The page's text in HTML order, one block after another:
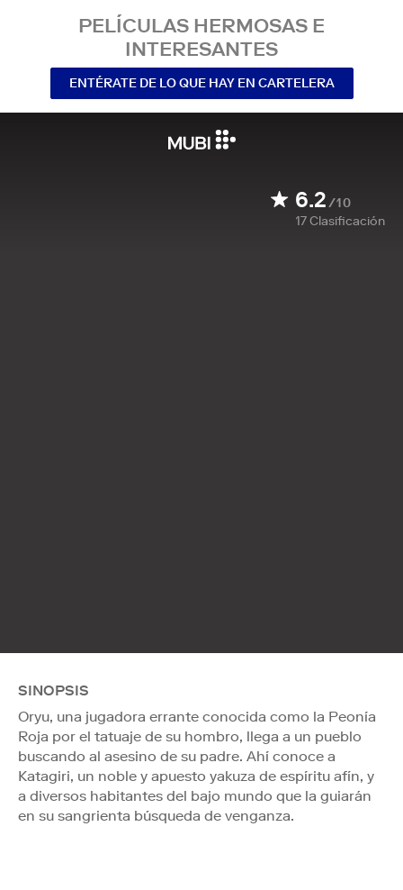
PELÍCULAS HERMOSAS E
INTERESANTES
ENTÉRATE DE LO QUE HAY EN CARTELERA
6.2/10
17Clasificación
SINOPSIS
Oryu, una jugadora errante conocida como la Peonía
Roja por el tatuaje de su hombro, llega a un pueblo
buscando al asesino de su padre. Ahí conoce a
Katagiri, un noble y apuesto yakuza de espíritu afín, y
a diversos habitantes del bajo mundo que la guiarán
en su sangrienta búsqueda de venganza.